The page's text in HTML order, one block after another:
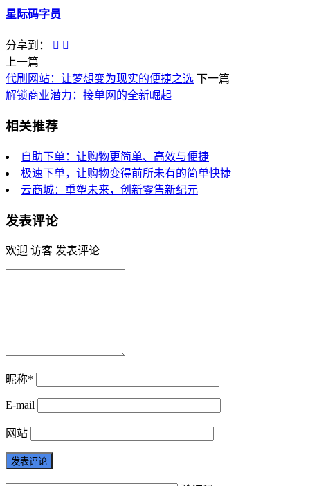
星际码字员
分享到：
上一篇
代刷网站：让梦想变为现实的便捷之选 下一篇
解锁商业潜力：接单网的全新崛起
相关推荐
自助下单：让购物更简单、高效与便捷
极速下单，让购物变得前所未有的简单快捷
云商城：重塑未来，创新零售新纪元
发表评论
欢迎 访客 发表评论
昵称*
E-mail
网站